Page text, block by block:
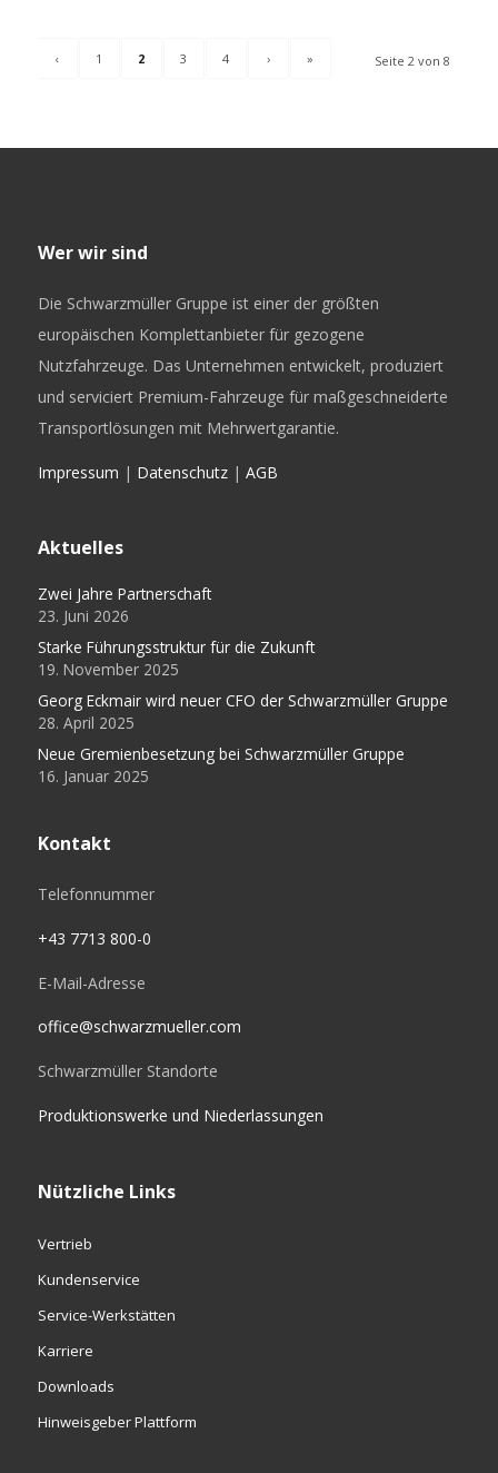
Seite 2 von 8
‹ 1 2 3 4 › »
Wer wir sind
Die Schwarzmüller Gruppe ist einer der größten
europäischen Komplettanbieter für gezogene
Nutzfahrzeuge. Das Unternehmen entwickelt, produziert
und serviciert Premium-Fahrzeuge für maßgeschneiderte
Transportlösungen mit Mehrwertgarantie.
Impressum | Datenschutz| AGB
Aktuelles
Zwei Jahre Partnerschaft
23. Juni 2026
Starke Führungsstruktur für die Zukunft
19. November 2025
Georg Eckmair wird neuer CFO der Schwarzmüller Gruppe
28. April 2025
Neue Gremienbesetzung bei Schwarzmüller Gruppe
16. Januar 2025
Kontakt
Telefonnummer
+43 7713 800-0
E-Mail-Adresse
office@schwarzmueller.com
Schwarzmüller Standorte
Produktionswerke und Niederlassungen
Nützliche Links
Vertrieb
Kundenservice
Service-Werkstätten
Karriere
Downloads
Hinweisgeber Plattform